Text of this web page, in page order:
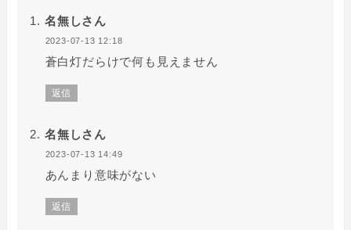
名無しさん
2023-07-13 12:18
蒼白灯だらけで何も見えません
返信
名無しさん
2023-07-13 14:49
あんまり意味がない
返信